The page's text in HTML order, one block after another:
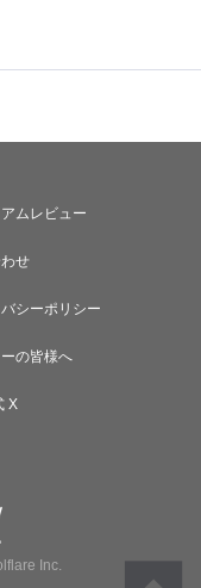
ムレビュー
せ
シーポリシー
の皆様へ
X
Inc.